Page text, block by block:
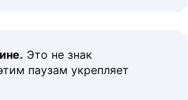
Это не знак
паузам укрепляет